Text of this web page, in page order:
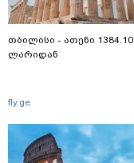
თბილისი - ათენი 1384.10
ლარიდან
fly.ge